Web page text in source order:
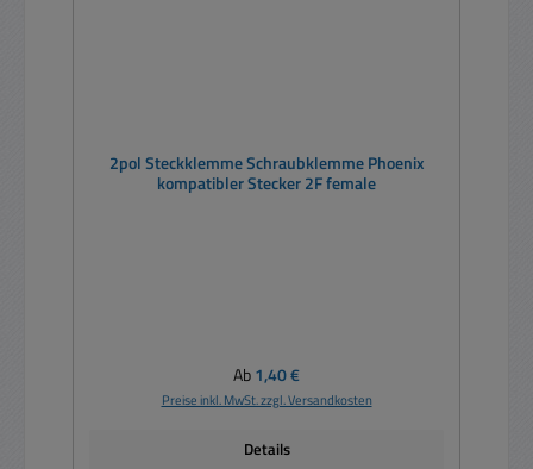
2pol Steckklemme Schraubklemme Phoenix
kompatibler Stecker 2F female
Regulärer Preis:
Ab1,40 €
Preise inkl. MwSt. zzgl. Versandkosten
Details